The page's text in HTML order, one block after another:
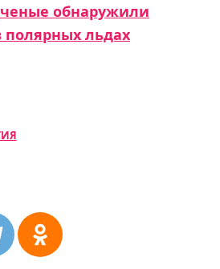
обнаружили
полярных льдах